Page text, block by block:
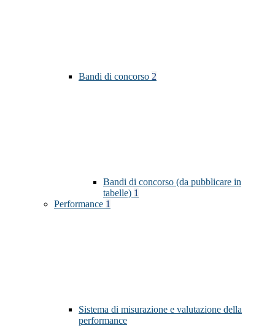
Bandi di concorso 2
Bandi di concorso (da pubblicare in
tabelle) 1
Performance 1
Sistema di misurazione e valutazione della
performance